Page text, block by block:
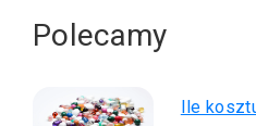
Polecamy
Ile